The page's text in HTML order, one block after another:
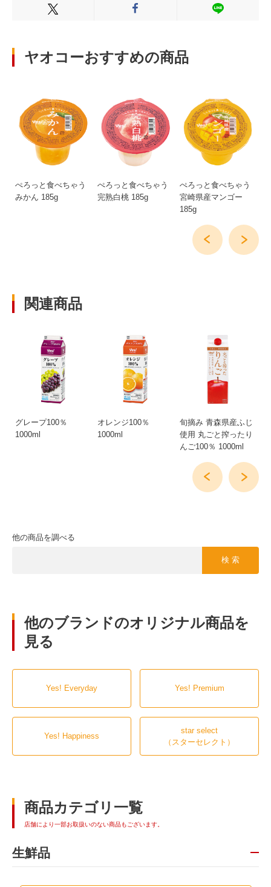
Xでシェアする FacebookでシェアするLINEでシェ
ヤオコーおすすめの商品
ぺろっと食べちゃう
みかん 185g
ぺろっと食べちゃう
完熟白桃 185g
ぺろっと食べちゃう
宮崎県産マンゴー
185g
関連商品
グレープ100％
1000ml
オレンジ100％
1000ml
旬摘み 青森県産ふじ
使用 丸ごと搾ったり
んご100％ 1000ml
他の商品を調べる
検 索
他のブランドのオリジナル商品を
見る
Yes! Everyday Yes! Premium
Yes! Happiness
star select
（スターセレクト）
商品カテゴリ一覧
店舗により一部お取扱いのない商品もございます。
生鮮品